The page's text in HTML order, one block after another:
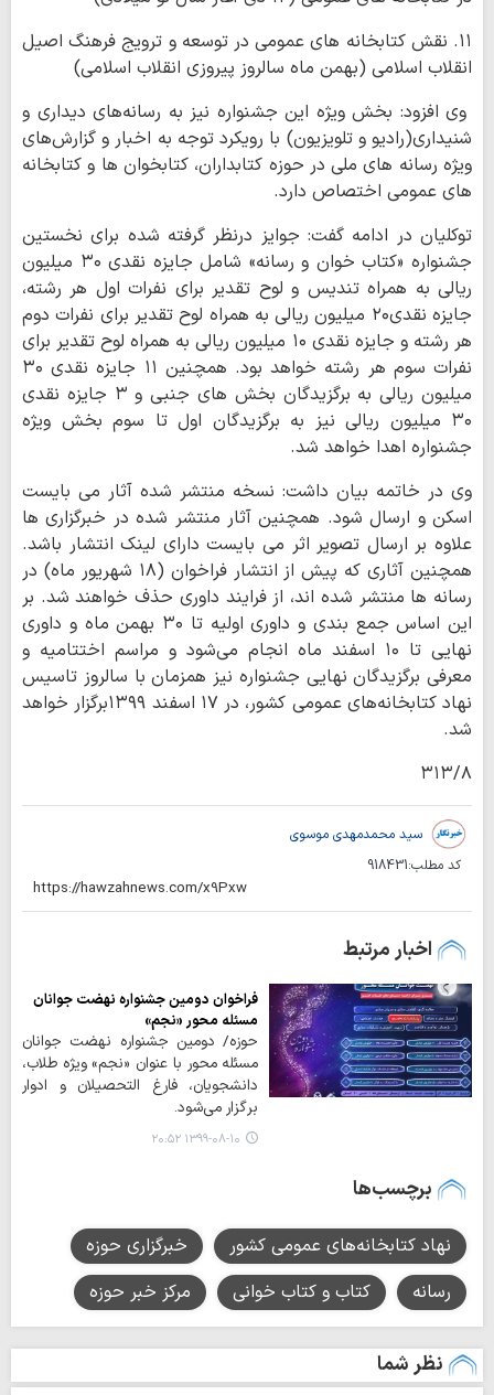
۱۱. نقش کتابخانه های عمومی در توسعه و ترویج فرهنگ اصیل
انقلاب اسلامی (بهمن ماه سالروز پیروزی انقلاب اسلامی)
وی افزود: بخش ویژه این جشنواره نیز به رسانه‌های دیداری و
شنیداری(رادیو و تلویزیون) با رویکرد توجه به اخبار و گزارش‌های
ویژه رسانه های ملی در حوزه کتابداران، کتابخوان ها و کتابخانه
های عمومی اختصاص دارد.
توکلیان در ادامه گفت: جوایز درنظر گرفته شده برای نخستین
جشنواره «کتاب خوان و رسانه» شامل جایزه نقدی ۳۰ میلیون
ریالی به همراه تندیس و لوح تقدیر برای نفرات اول هر رشته،
جایزه نقدی۲۰ میلیون ریالی به همراه لوح تقدیر برای نفرات دوم
هر رشته و جایزه نقدی ۱۰ میلیون ریالی به همراه لوح تقدیر برای
نفرات سوم هر رشته خواهد بود. همچنین ۱۱ جایزه نقدی ۳۰
میلیون ریالی به برگزیدگان بخش های جنبی و ۳ جایزه نقدی
۳۰ میلیون ریالی نیز به برگزیدگان اول تا سوم بخش ویژه
جشنواره اهدا خواهد شد.
وی در خاتمه بیان داشت: نسخه منتشر شده آثار می بایست
اسکن و ارسال شود. همچنین آثار منتشر شده در خبرگزاری ها
علاوه بر ارسال تصویر اثر می بایست دارای لینک انتشار باشد.
همچنین آثاری که پیش از انتشار فراخوان (۱۸ شهریور ماه) در
رسانه ها منتشر شده اند، از فرایند داوری حذف خواهند شد. بر
این اساس جمع بندی و داوری اولیه تا ۳۰ بهمن ماه و داوری
نهایی تا ۱۰ اسفند ماه انجام می‌شود و مراسم اختتامیه و
معرفی برگزیدگان نهایی جشنواره نیز همزمان با سالروز تاسیس
نهاد کتابخانه‌های عمومی کشور، در ۱۷ اسفند ۱۳۹۹برگزار خواهد
شد.
۳۱۳/۸
سید محمدمهدی موسوی
کد مطلب:918431
اخبار مرتبط
فراخوان دومین جشنواره نهضت جوانان
مسئله محور «نجم»
حوزه/ دومین جشنواره نهضت جوانان
مسئله محور با عنوان «نجم» ویژه طلاب،
دانشجویان، فارغ التحصیلان و ادوار
برگزار می‌شود.
۱۳۹۹-۰۸-۱۰ ۲۰:۵۲
برچسب‌ها
نهاد کتابخانه‌های عمومی کشور
خبرگزاری حوزه
رسانه
کتاب و کتاب خوانی مرکز خبر حوزه
نظر شما